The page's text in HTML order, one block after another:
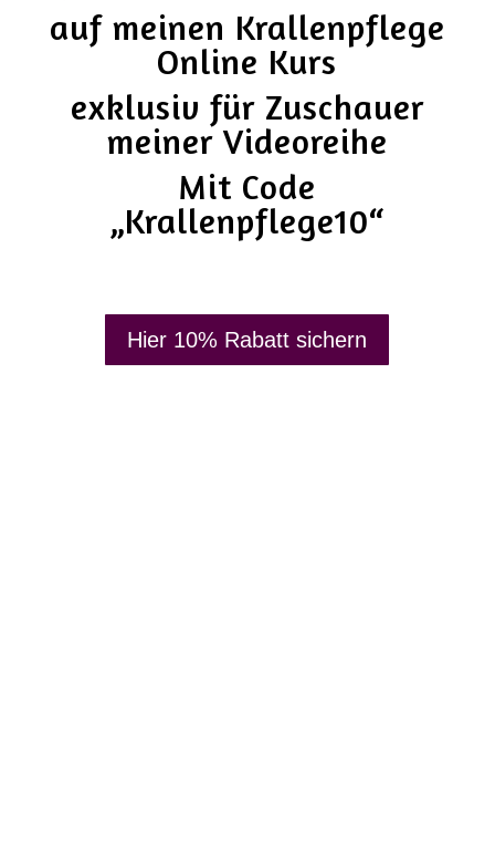
auf meinen Krallenpflege
Online Kurs
exklusiv für Zuschauer
meiner Videoreihe
Mit Code
„Krallenpflege10“
Hier 10% Rabatt sichern